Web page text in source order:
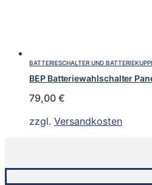
BATTERIESCHALTER UND
BEP Batteriewahlschalter
79,00 €
zzgl. Versandkosten